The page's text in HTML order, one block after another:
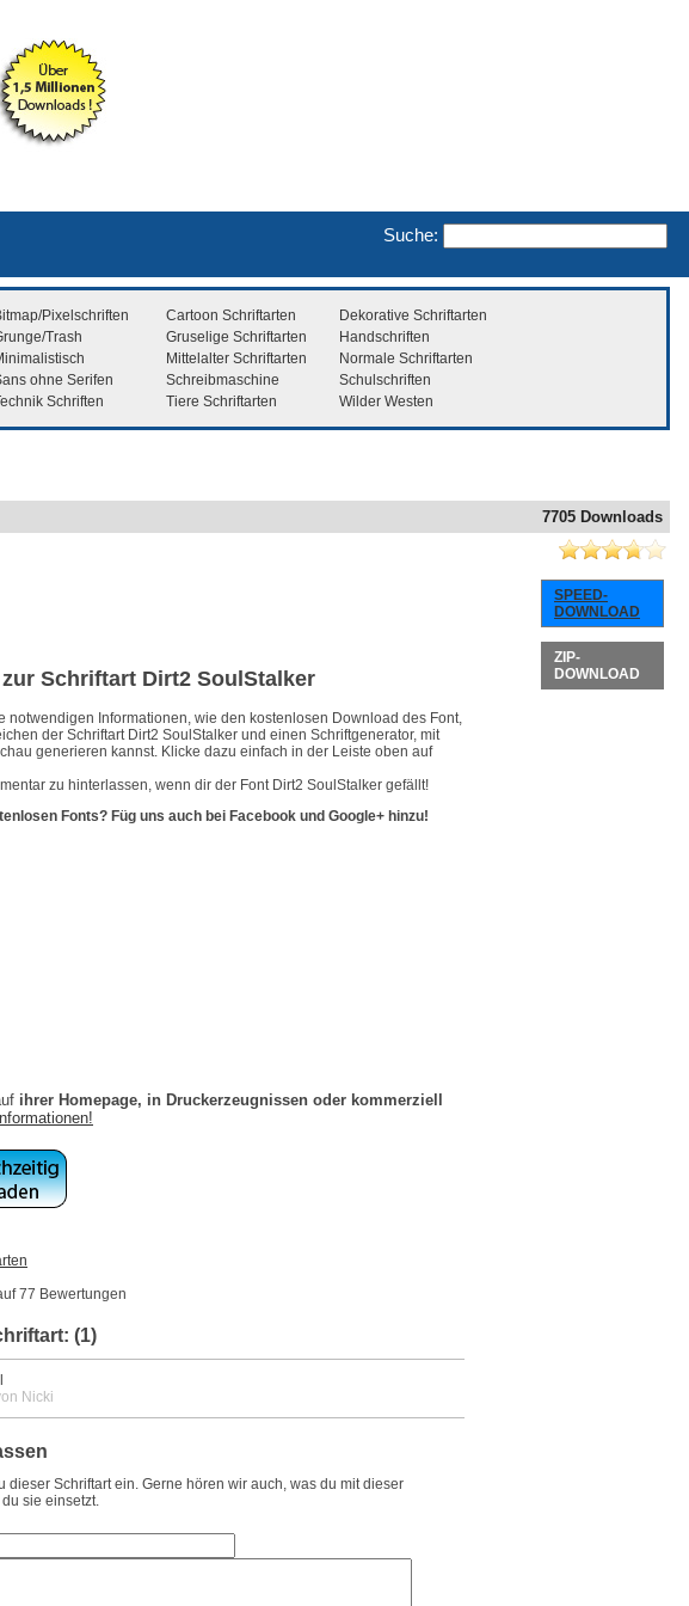
Suche:
Pixelschriften Cartoon Schriftarten
Dekorative Schriftarten
Trash Gruselige Schriftarten
Handschriften
Mittelalter Schriftarten
Normale Schriftarten
ohne Serifen Schreibmaschine
Schulschriften
Schriften Tiere Schriftarten Wilder Westen
7705 Downloads
SPEED-
DOWNLOAD
ZIP-
DOWNLOAD
Schriftart Dirt2 SoulStalker
notwendigen Informationen, wie den kostenlosen Download des Font,
der Schriftart Dirt2 SoulStalker und einen Schriftgenerator, mit
generieren kannst. Klicke dazu einfach in der Leiste oben auf
zu hinterlassen, wenn dir der Font Dirt2 SoulStalker gefällt!
Fonts? Füg uns auch bei Facebook und Google+ hinzu!
ihrer Homepage, in Druckerzeugnissen oder kommerziell
77 Bewertungen
(1)
Nicki
dieser Schriftart ein. Gerne hören wir auch, was du mit dieser
sie einsetzt.